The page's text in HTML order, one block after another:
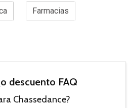
Farmacias
descuento FAQ
Chassedance?